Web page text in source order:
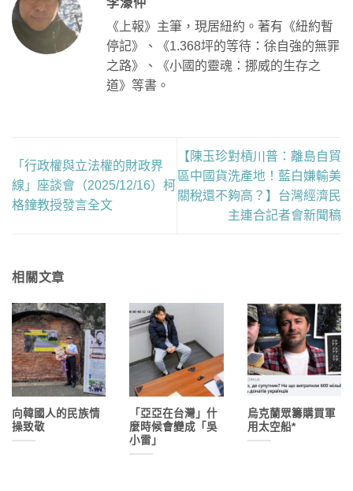
《上報》主筆，現居紐約。著有《紐約暫
停記》、《1.368坪的等待：徐自強的無罪
之路》、《小國的靈魂：挪威的生存之
道》等書。
「行政權與立法權的財政界
線」座談會（2025/12/16）柯
格鐘教授發言全文
【陳玉珍對槓川普：離島自貿
區中國貨洗產地！藍白嫌輸美
關稅還不夠高？】台灣經濟民
主連合記者會新聞稿
相關文章
向韓國人的民族情
操致敬
「亞亞在台灣」什
麼時候會變成「吳
小雷」
烏克蘭眾籌購買軍
用太空船*